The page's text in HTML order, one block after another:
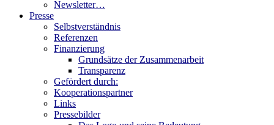
Newsletter…
Presse
Selbstverständnis
Referenzen
Finanzierung
Grundsätze der Zusammenarbeit
Transparenz
Gefördert durch:
Kooperationspartner
Links
Pressebilder